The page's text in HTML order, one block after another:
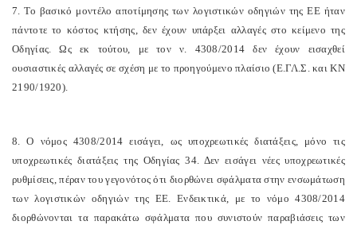
7. Το βασικό μοντέλο αποτίμησης των λογιστικών οδηγιών της ΕΕ ήταν
πάντοτε το κόστος κτήσης, δεν έχουν υπάρξει αλλαγές στο κείμενο της
Οδηγίας. Ως εκ τούτου, με τον ν. 4308/2014 δεν έχουν εισαχθεί
ουσιαστικές αλλαγές σε σχέση με το προηγούμενο πλαίσιο (Ε.ΓΛ.Σ. και ΚΝ
2190/1920).
8. Ο νόμος 4308/2014 εισάγει, ως υποχρεωτικές διατάξεις, μόνο τις
υποχρεωτικές διατάξεις της Οδηγίας 34. Δεν εισάγει νέες υποχρεωτικές
ρυθμίσεις, πέραν του γεγονότος ότι διορθώνει σφάλματα στην ενσωμάτωση
των λογιστικών οδηγιών της ΕΕ. Ενδεικτικά, με το νόμο 4308/2014
διορθώνονται τα παρακάτω σφάλματα που συνιστούν παραβιάσεις των